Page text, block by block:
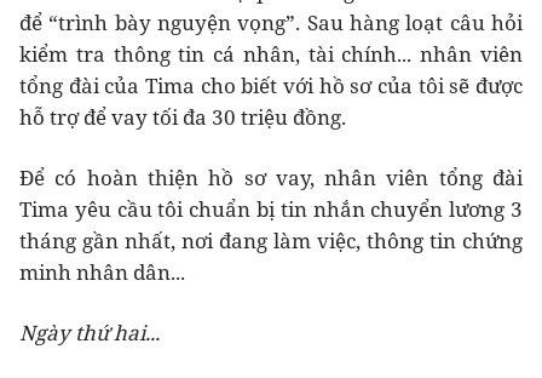
để “trình bày nguyện vọng”. Sau hàng loạt câu hỏi
kiểm tra thông tin cá nhân, tài chính... nhân viên
tổng đài của Tima cho biết với hồ sơ của tôi sẽ được
hỗ trợ để vay tối đa 30 triệu đồng.
Để có hoàn thiện hồ sơ vay, nhân viên tổng đài
Tima yêu cầu tôi chuẩn bị tin nhắn chuyển lương 3
tháng gần nhất, nơi đang làm việc, thông tin chứng
minh nhân dân...
Ngày thứ hai...